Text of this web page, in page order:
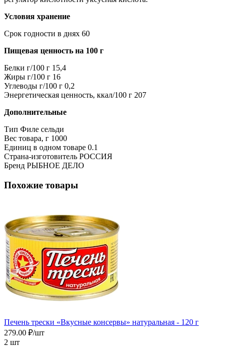
Условия хранение
Срок годности в днях 60
Пищевая ценность на 100 г
Белки г/100 г 15,4
Жиры г/100 г 16
Углеводы г/100 г 0,2
Энергетическая ценность, ккал/100 г 207
Дополнительные
Тип Филе сельди
Вес товара, г 1000
Единиц в одном товаре 0.1
Страна-изготовитель РОССИЯ
Бренд РЫБНОЕ ДЕЛО
Похожие товары
Печень трески «Вкусные консервы» натуральная - 120 г
279.00 ₽/шт
2 шт